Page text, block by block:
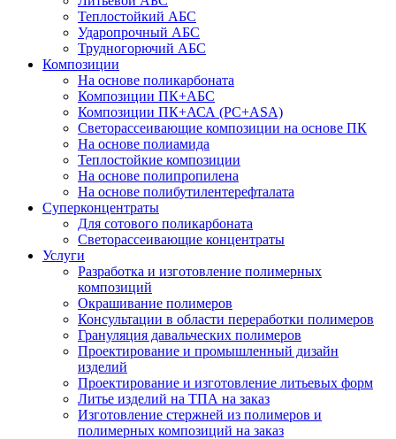
Теплостойкий АБС
Ударопрочный АБС
Трудногорючий АБС
Композиции
На основе поликарбоната
Композиции ПК+АБС
Композиции ПК+АСА (PC+ASA)
Светорассеивающие композиции на основе ПК
На основе полиамида
Теплостойкие композиции
На основе полипропилена
На основе полибутилентерефталата
Суперконцентраты
Для сотового поликарбоната
Светорассеивающие концентраты
Услуги
Разработка и изготовление полимерных
композиций
Окрашивание полимеров
Консультации в области переработки полимеров
Грануляция давальческих полимеров
Проектирование и промышленный дизайн
изделий
Проектирование и изготовление литьевых форм
Литье изделий на ТПА на заказ
Изготовление стержней из полимеров и
полимерных композиций на заказ